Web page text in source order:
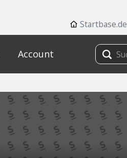
Startbase.de
Account